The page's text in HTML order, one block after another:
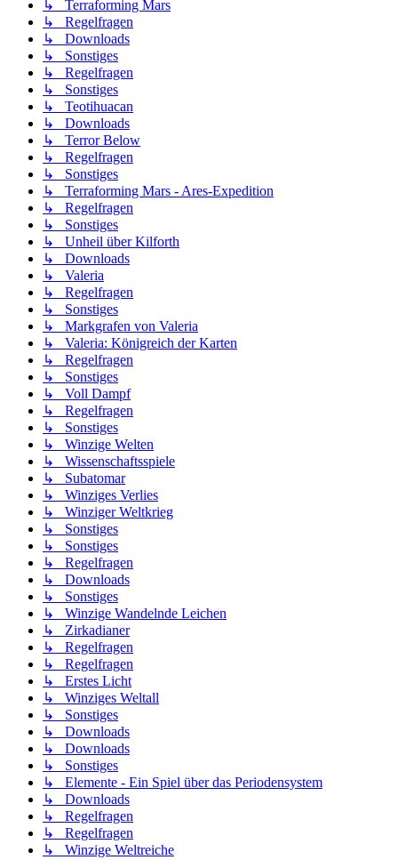
↳ Terraforming Mars
↳ Regelfragen
↳ Downloads
↳ Sonstiges
↳ Regelfragen
↳ Sonstiges
↳ Teotihuacan
↳ Downloads
↳ Terror Below
↳ Regelfragen
↳ Sonstiges
↳ Terraforming Mars - Ares-Expedition
↳ Regelfragen
↳ Sonstiges
↳ Unheil über Kilforth
↳ Downloads
↳ Valeria
↳ Regelfragen
↳ Sonstiges
↳ Markgrafen von Valeria
↳ Valeria: Königreich der Karten
↳ Regelfragen
↳ Sonstiges
↳ Voll Dampf
↳ Regelfragen
↳ Sonstiges
↳ Winzige Welten
↳ Wissenschaftsspiele
↳ Subatomar
↳ Winziges Verlies
↳ Winziger Weltkrieg
↳ Sonstiges
↳ Sonstiges
↳ Regelfragen
↳ Downloads
↳ Sonstiges
↳ Winzige Wandelnde Leichen
↳ Zirkadianer
↳ Regelfragen
↳ Regelfragen
↳ Erstes Licht
↳ Winziges Weltall
↳ Sonstiges
↳ Downloads
↳ Downloads
↳ Sonstiges
↳ Elemente - Ein Spiel über das Periodensystem
↳ Downloads
↳ Regelfragen
↳ Regelfragen
↳ Winzige Weltreiche